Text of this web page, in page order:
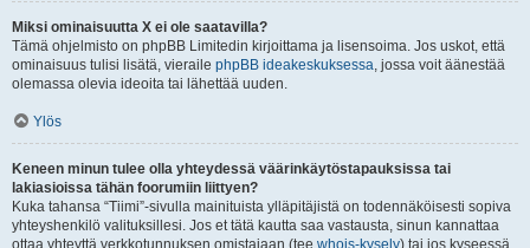
Miksi ominaisuutta X ei ole saatavilla?
Tämä ohjelmisto on phpBB Limitedin kirjoittama ja lisensoima. Jos uskot, että
ominaisuus tulisi lisätä, vieraile phpBB ideakeskuksessa, jossa voit äänestää
olemassa olevia ideoita tai lähettää uuden.
Ylös
Keneen minun tulee olla yhteydessä väärinkäytöstapauksissa tai
lakiasioissa tähän foorumiin liittyen?
Kuka tahansa “Tiimi”-sivulla mainituista ylläpitäjistä on todennäköisesti sopiva
yhteyshenkilö valituksillesi. Jos et tätä kautta saa vastausta, sinun kannattaa
ottaa yhteyttä verkkotunnuksen omistajaan (tee whois-kysely) tai jos kyseessä